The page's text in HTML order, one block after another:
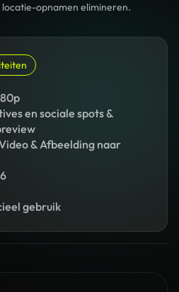
opnamen elimineren.
en sociale spots &
& Afbeelding naar
gebruik